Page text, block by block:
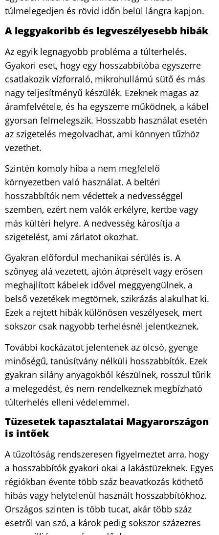
túlmelegedjen és rövid időn belül lángra kapjon.
A leggyakoribb és legveszélyesebb hibák
Az egyik legnagyobb probléma a túlterhelés.
Gyakori eset, hogy egy hosszabbítóba egyszerre
csatlakozik vízforraló, mikrohullámú sütő és más
nagy teljesítményű készülék. Ezeknek magas az
áramfelvétele, és ha egyszerre működnek, a kábel
gyorsan felmelegszik. Hosszabb használat esetén
az szigetelés megolvadhat, ami könnyen tűzhöz
vezethet.
Szintén komoly hiba a nem megfelelő
környezetben való használat. A beltéri
hosszabbítók nem védettek a nedvességgel
szemben, ezért nem valók erkélyre, kertbe vagy
más kültéri helyre. A nedvesség károsítja a
szigetelést, ami zárlatot okozhat.
Gyakran előfordul mechanikai sérülés is. A
szőnyeg alá vezetett, ajtón átpréselt vagy erősen
meghajlított kábelek idővel meggyengülnek, a
belső vezetékek megtörnek, szikrázás alakulhat ki.
Ezek a rejtett hibák különösen veszélyesek, mert
sokszor csak nagyobb terhelésnél jelentkeznek.
További kockázatot jelentenek az olcsó, gyenge
minőségű, tanúsítvány nélküli hosszabbítók. Ezek
gyakran silány anyagokból készülnek, rosszul tűrik
a melegedést, és nem rendelkeznek megbízható
túlterhelés elleni védelemmel.
Tűzesetek tapasztalatai Magyarországon
is intőek
A tűzoltóság rendszeresen figyelmeztet arra, hogy
a hosszabbítók gyakori okai a lakástüzeknek. Egyes
régiókban évente több száz beavatkozás köthető
hibás vagy helytelenül használt hosszabbítókhoz.
Országos szinten is több tucat, akár több száz
esetről van szó, a károk pedig sokszor százezres